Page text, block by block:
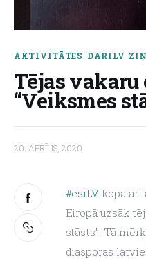
AKTIVITĀTES DARILV
Tējas
“Veiksmes
20. APRĪLIS, 2020
#esiLV kopā ar
Eiropā uzsāk
stāsts”. Tā
diasporas